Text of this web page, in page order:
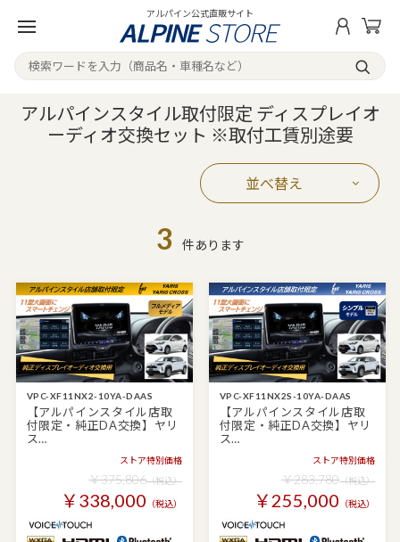
アルパイン公式直販サイト
アルパインスタイル取付限定 ディスプレイオ
ーディオ交換セット ※取付工賃別途要
並べ替え
3 件あります
VPC-XF11NX2-10YA-DAAS
【アルパインスタイル店取
付限定・純正DA交換】ヤリ
ス…
ストア特別価格
￥375,806（税込）
￥338,000 （税込）
VPC-XF11NX2S-10YA-DAAS
【アルパインスタイル店取
付限定・純正DA交換】ヤリ
ス…
ストア特別価格
￥283,780（税込）
￥255,000 （税込）